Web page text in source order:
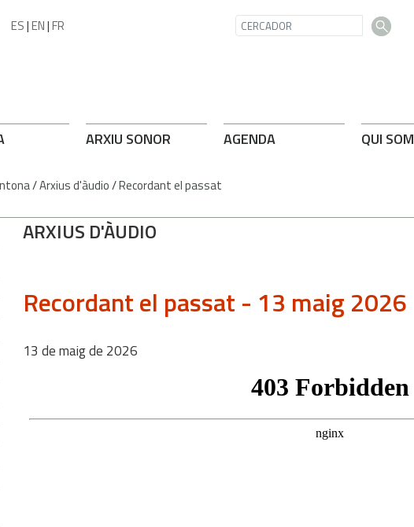
ES|EN|FR
ARXIU SONOR AGENDA QUI SOM
/Arxius d'àudio/Recordant el passat
ARXIUS D'ÀUDIO
Recordant el passat - 13 maig 2026
13 demaigde 2026